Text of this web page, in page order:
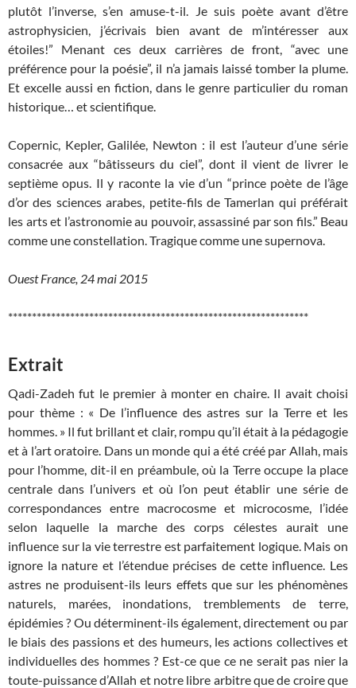
plutôt l’inverse, s’en amuse-t-il. Je suis poète avant d’être
astrophysicien, j’écrivais bien avant de m’intéresser aux
étoiles!” Menant ces deux carrières de front, “avec une
préférence pour la poésie”, il n’a jamais laissé tomber la plume.
Et excelle aussi en fiction, dans le genre particulier du roman
historique… et scientifique.
Copernic, Kepler, Galilée, Newton : il est l’auteur d’une série
consacrée aux “bâtisseurs du ciel”, dont il vient de livrer le
septième opus. Il y raconte la vie d’un “prince poète de l’âge
d’or des sciences arabes, petite-fils de Tamerlan qui préférait
les arts et l’astronomie au pouvoir, assassiné par son fils.” Beau
comme une constellation. Tragique comme une supernova.
Ouest France, 24 mai 2015
***************************************************************
Extrait
Qadi-Zadeh fut le premier à monter en chaire. Il avait choisi
pour thème : « De l’influence des astres sur la Terre et les
hommes. » Il fut brillant et clair, rompu qu’il était à la pédagogie
et à l’art oratoire. Dans un monde qui a été créé par Allah, mais
pour l’homme, dit-il en préambule, où la Terre occupe la place
centrale dans l’univers et où l’on peut établir une série de
correspondances entre macrocosme et microcosme, l’idée
selon laquelle la marche des corps célestes aurait une
influence sur la vie terrestre est parfaitement logique. Mais on
ignore la nature et l’étendue précises de cette influence. Les
astres ne produisent-ils leurs effets que sur les phénomènes
naturels, marées, inondations, tremblements de terre,
épidémies ? Ou déterminent-ils également, directement ou par
le biais des passions et des humeurs, les actions collectives et
individuelles des hommes ? Est-ce que ce ne serait pas nier la
toute-puissance d’Allah et notre libre arbitre que de croire que